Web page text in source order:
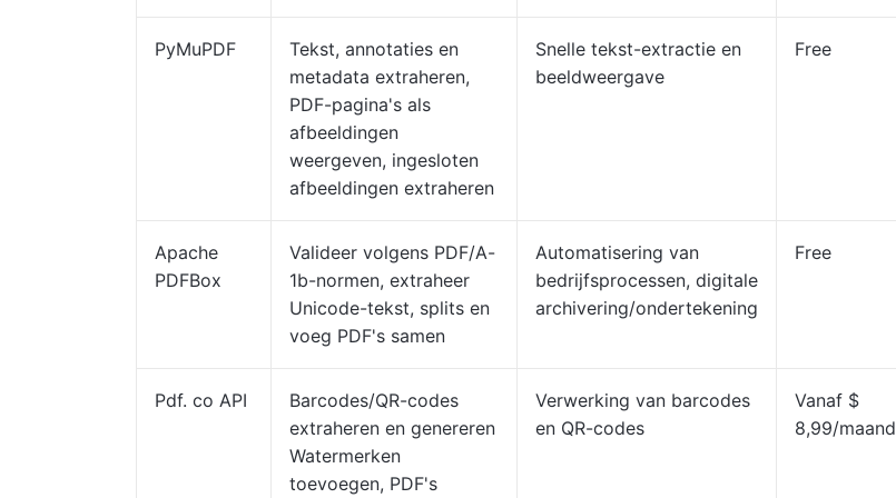
PyMuPDF
Tekst, annotaties en
metadata extraheren,
PDF-pagina's als
afbeeldingen
weergeven, ingesloten
afbeeldingen extraheren
Snelle tekst-extractie en
beeldweergave
Free
Apache
PDFBox
Valideer volgens PDF/A-
1b-normen, extraheer
Unicode-tekst, splits en
voeg PDF's samen
Automatisering van
bedrijfsprocessen, digitale
archivering/ondertekening
Free
Pdf. co API
Barcodes/QR-codes
extraheren en genereren
Watermerken
toevoegen, PDF's
Verwerking van barcodes
en QR-codes
Vanaf $
8,99/maand